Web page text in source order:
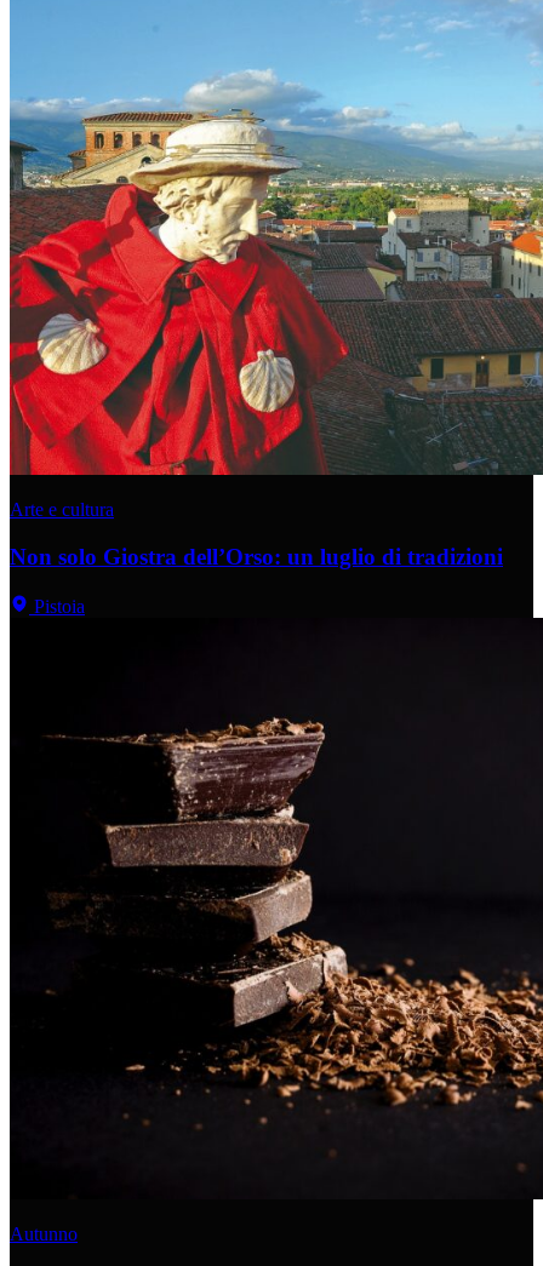
Arte e cultura
Non solo Giostra dell’Orso: un luglio di tradizioni
Pistoia
Autunno